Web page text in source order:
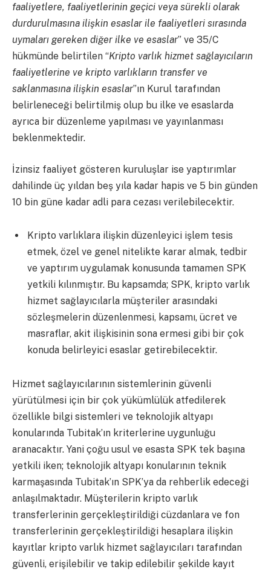
faaliyetlere, faaliyetlerinin geçici veya sürekli olarak
durdurulmasına ilişkin esaslar ile faaliyetleri sırasında
uymaları gereken diğer ilke ve esaslar” ve 35/C
hükmünde belirtilen “Kripto varlık hizmet sağlayıcıların
faaliyetlerine ve kripto varlıkların transfer ve
saklanmasına ilişkin esaslar”ın Kurul tarafından
belirleneceği belirtilmiş olup bu ilke ve esaslarda
ayrıca bir düzenleme yapılması ve yayınlanması
beklenmektedir.
İzinsiz faaliyet gösteren kuruluşlar ise yaptırımlar
dahilinde üç yıldan beş yıla kadar hapis ve 5 bin günden
10 bin güne kadar adli para cezası verilebilecektir.
Kripto varlıklara ilişkin düzenleyici işlem tesis
etmek, özel ve genel nitelikte karar almak, tedbir
ve yaptırım uygulamak konusunda tamamen SPK
yetkili kılınmıştır. Bu kapsamda; SPK, kripto varlık
hizmet sağlayıcılarla müşteriler arasındaki
sözleşmelerin düzenlenmesi, kapsamı, ücret ve
masraflar, akit ilişkisinin sona ermesi gibi bir çok
konuda belirleyici esaslar getirebilecektir.
Hizmet sağlayıcılarının sistemlerinin güvenli
yürütülmesi için bir çok yükümlülük atfedilerek
özellikle bilgi sistemleri ve teknolojik altyapı
konularında Tubitak’ın kriterlerine uygunluğu
aranacaktır. Yani çoğu usul ve esasta SPK tek başına
yetkili iken; teknolojik altyapı konularının teknik
karmaşasında Tubitak’ın SPK’ya da rehberlik edeceği
anlaşılmaktadır. Müşterilerin kripto varlık
transferlerinin gerçekleştirildiği cüzdanlara ve fon
transferlerinin gerçekleştirildiği hesaplara ilişkin
kayıtlar kripto varlık hizmet sağlayıcıları tarafından
güvenli, erişilebilir ve takip edilebilir şekilde kayıt